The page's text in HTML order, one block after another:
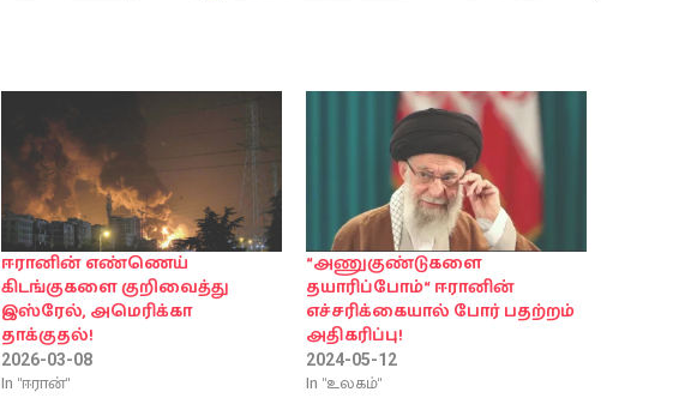
ஈரானின் எண்ணெய்
கிடங்குகளை குறிவைத்து
இஸ்ரேல், அமெரிக்கா
தாக்குதல்!
2026-03-08
In "ஈரான்"
“அணுகுண்டுகளை
தயாரிப்போம்“ ஈரானின்
எச்சரிக்கையால் போர் பதற்றம்
அதிகரிப்பு!
2024-05-12
In "உலகம்"